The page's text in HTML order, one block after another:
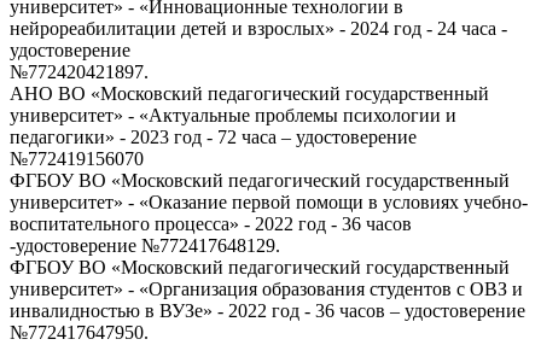
университет» - «Инновационные технологии в
нейрореабилитации детей и взрослых» - 2024 год - 24 часа -
удостоверение
№772420421897.
АНО ВО «Московский педагогический государственный
университет» - «Актуальные проблемы психологии и
педагогики» - 2023 год - 72 часа – удостоверение
№772419156070
ФГБОУ ВО «Московский педагогический государственный
университет» - «Оказание первой помощи в условиях учебно-
воспитательного процесса» - 2022 год - 36 часов
-удостоверение №772417648129.
ФГБОУ ВО «Московский педагогический государственный
университет» - «Организация образования студентов с ОВЗ и
инвалидностью в ВУЗе» - 2022 год - 36 часов – удостоверение
№772417647950.